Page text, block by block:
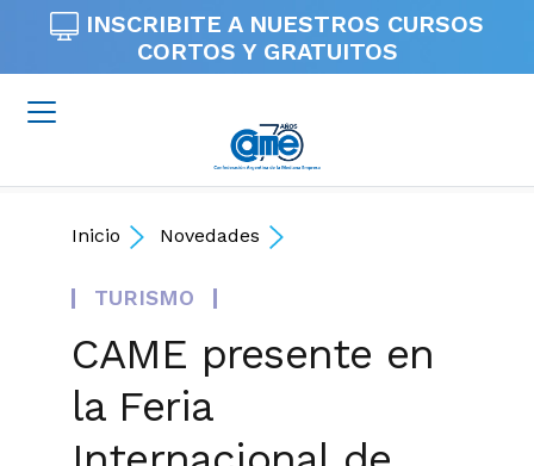
INSCRIBITE A NUESTROS CURSOS
CORTOS Y GRATUITOS
Inicio Novedades
TURISMO
CAME presente en
la Feria